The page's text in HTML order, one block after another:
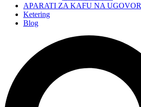
APARATI ZA KAFU NA UGOVOR
Ketering
Blog